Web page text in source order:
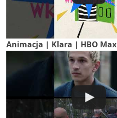
Animacja | Klara | HBO Max